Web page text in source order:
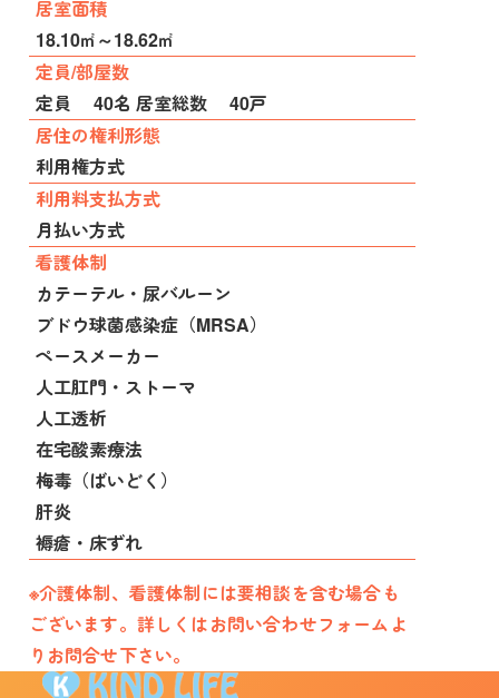
居室面積
18.10㎡～18.62㎡
定員/部屋数
定員 40名 居室総数 40戸
居住の権利形態
利用権方式
利用料支払方式
月払い方式
看護体制
カテーテル・尿バルーン
ブドウ球菌感染症（MRSA）
ペースメーカー
人工肛門・ストーマ
人工透析
在宅酸素療法
梅毒（ばいどく）
肝炎
褥瘡・床ずれ
※介護体制、看護体制には要相談を含む場合も
ございます。詳しくはお問い合わせフォームよ
りお問合せ下さい。